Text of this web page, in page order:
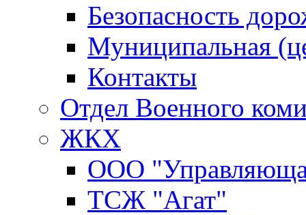
Безопасность
Муниципальная
Контакты
Отдел Военного
ЖКХ
ООО
ТСЖ "Агат"